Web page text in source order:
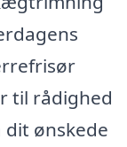
til rådighed
ønskede